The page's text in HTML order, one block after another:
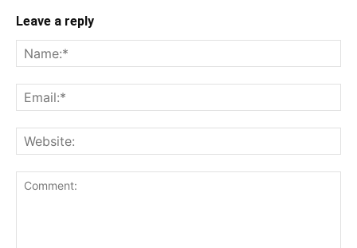
Leave a reply